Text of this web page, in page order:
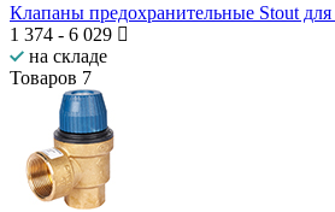
Клапаны предохранительные Stout
1 374 - 6 029
на складе
Товаров 7